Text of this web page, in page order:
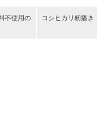
不使用の
コシヒカリ籾播